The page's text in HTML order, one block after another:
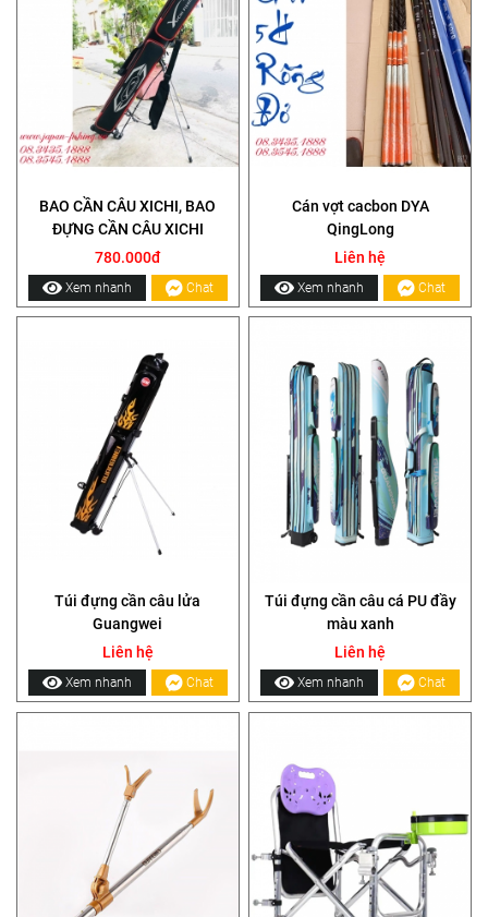
BAO CẦN CÂU XICHI, BAO
ĐỰNG CẦN CÂU XICHI
780.000đ
Xem nhanh Chat
Cán vợt cacbon DYA
QingLong
Liên hệ
Xem nhanh Chat
Túi đựng cần câu lửa
Guangwei
Liên hệ
Xem nhanh Chat
Túi đựng cần câu cá PU đầy
màu xanh
Liên hệ
Xem nhanh Chat